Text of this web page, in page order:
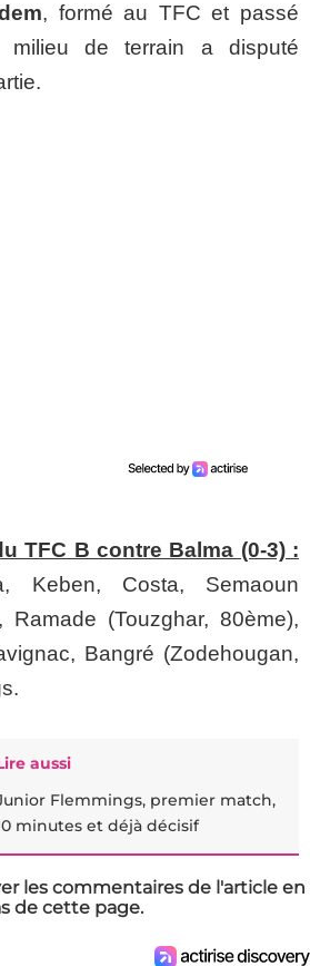
, formé au TFC et passé
de terrain a disputé
TFC B contre Balma (0-3) :
Keben, Costa, Semaoun
Ramade (Touzghar, 80ème),
Bangré (Zodehougan,
aussi
Flemmings, premier match,
minutes et déjà décisif
les commentaires de l'article en
de cette page.